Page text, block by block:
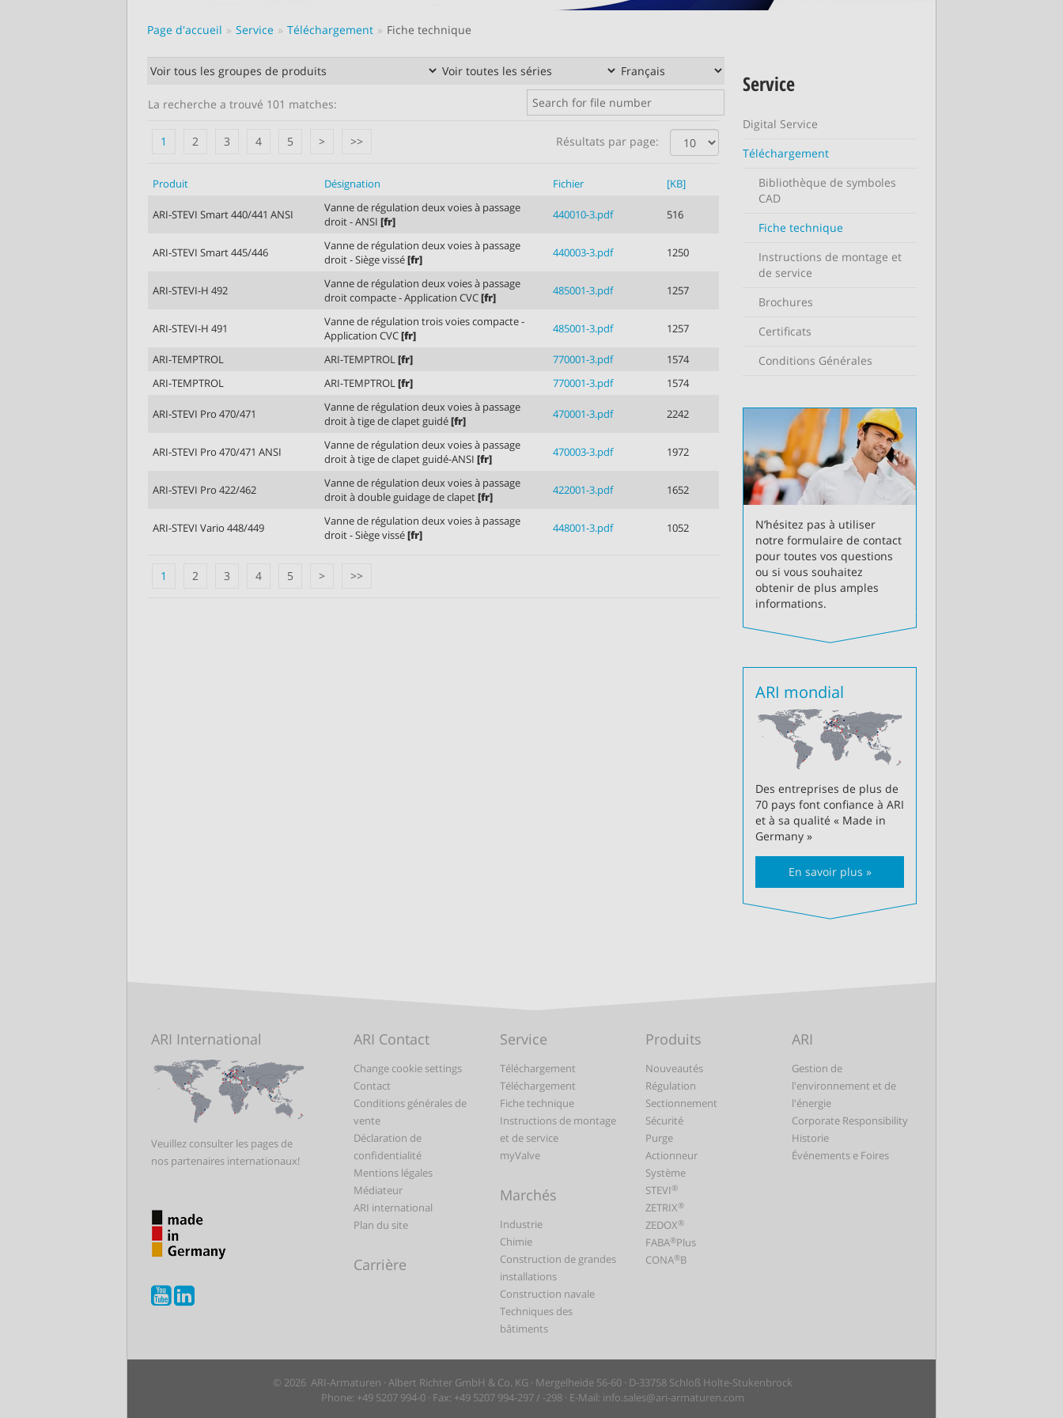
Page d'accueil Service Téléchargement Fiche technique
La recherche a trouvé 101 matches:
1 2 3 4 5 > >> Résultats par page:
Produit Désignation Fichier [KB]
ARI-STEVI Smart 440/441 ANSI
Vanne de régulation deux voies à passage
droit - ANSI [fr] 440010-3.pdf 516
ARI-STEVI Smart 445/446
Vanne de régulation deux voies à passage
droit - Siège vissé[fr] 440003-3.pdf 1250
ARI-STEVI-H 492
Vanne de régulation deux voies à passage
droit compacte - Application CVC[fr] 485001-3.pdf 1257
ARI-STEVI-H 491
Vanne de régulation trois voies compacte -
Application CVC[fr] 485001-3.pdf 1257
ARI-TEMPTROL ARI-TEMPTROL[fr] 770001-3.pdf
1574
ARI-TEMPTROL
ARI-TEMPTROL[fr] 770001-3.pdf 1574
ARI-STEVI Pro 470/471
Vanne de régulation deux voies à passage
droit à tige de clapet guidé[fr] 470001-3.pdf 2242
ARI-STEVI Pro 470/471 ANSI
Vanne de régulation deux voies à passage
droit à tige de clapet guidé-ANSI [fr] 470003-3.pdf 1972
ARI-STEVI Pro 422/462
Vanne de régulation deux voies à passage
droit à double guidage de clapet[fr] 422001-3.pdf 1652
ARI-STEVI Vario 448/449
Vanne de régulation deux voies à passage
droit - Siège vissé[fr] 448001-3.pdf 1052
1 2 3 4 5 > >>
Service
Digital Service
Téléchargement
Bibliothèque de symboles
CAD
Fiche technique
Instructions de montage et
de service
Brochures
Certificats
Conditions Générales
N’hésitez pas à utiliser
notre formulaire de contact
pour toutes vos questions
ou si vous souhaitez
obtenir de plus amples
informations.
ARI mondial
Des entreprises de plus de
70 pays font confiance à ARI
et à sa qualité « Made in
Germany »
En savoir plus »
ARI International
Veuillez consulter les pages de
nos partenaires internationaux!
ARI Contact
Change cookie settings
Contact
Conditions générales de
vente
Déclaration de
confidentialité
Mentions légales
Médiateur
ARI international
Plan du site
Carrière
Service
Téléchargement
Téléchargement
Fiche technique
Instructions de montage
et de service
myValve
Marchés
Industrie
Chimie
Construction de grandes
installations
Construction navale
Techniques des
bâtiments
Produits
Nouveautés
Régulation
Sectionnement
Sécurité
Purge
Actionneur
Système
STEVI®
ZETRIX®
ZEDOX®
FABA®Plus
CONA®B
ARI
Gestion de
l'environnement et de
l'énergie
Corporate Responsibility
Historie
Événements e Foires
© 2026 ARI-Armaturen · Albert Richter GmbH & Co. KG · Mergelheide 56-60 · D-33758 Schloß Holte-Stukenbrock
Phone: +49 5207 994-0 · Fax: +49 5207 994-297 / -298 · E-Mail: info.sales@ari-armaturen.com